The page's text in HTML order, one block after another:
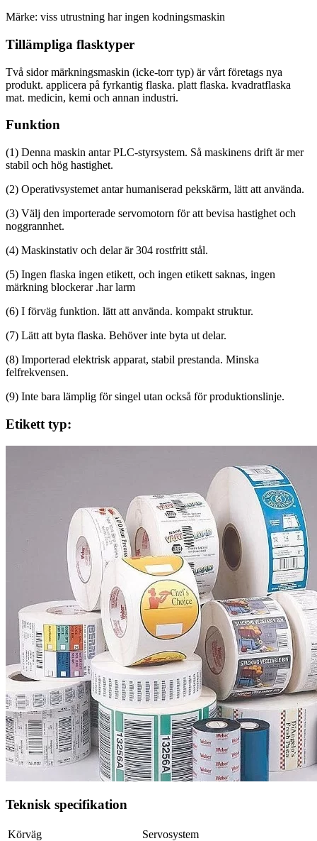
Märke: viss utrustning har ingen kodningsmaskin
Tillämpliga flasktyper
Två sidor märkningsmaskin (icke-torr typ) är vårt företags nya
produkt. applicera på fyrkantig flaska. platt flaska. kvadratflaska
mat. medicin, kemi och annan industri.
Funktion
(1) Denna maskin antar PLC-styrsystem. Så maskinens drift är mer
stabil och hög hastighet.
(2) Operativsystemet antar humaniserad pekskärm, lätt att använda.
(3) Välj den importerade servomotorn för att bevisa hastighet och
noggrannhet.
(4) Maskinstativ och delar är 304 rostfritt stål.
(5) Ingen flaska ingen etikett, och ingen etikett saknas, ingen
märkning blockerar .har larm
(6) I förväg funktion. lätt att använda. kompakt struktur.
(7) Lätt att byta flaska. Behöver inte byta ut delar.
(8) Importerad elektrisk apparat, stabil prestanda. Minska
felfrekvensen.
(9) Inte bara lämplig för singel utan också för produktionslinje.
Etikett typ:
Teknisk specifikation
Körväg Servosystem